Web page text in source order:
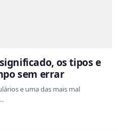
os tipos e
sem errar
e uma das mais mal